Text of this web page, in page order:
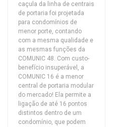
caçula da linha de centrais
de portaria foi projetada
para condomínios de
menor porte, contando
com a mesma qualidade e
as mesmas funções da
COMUNIC 48. Com custo-
benefício insuperável, a
COMUNIC 16 é a menor
central de portaria modular
do mercado! Ela permite a
ligação de até 16 pontos
distintos dentro de um
condomínio, que podem